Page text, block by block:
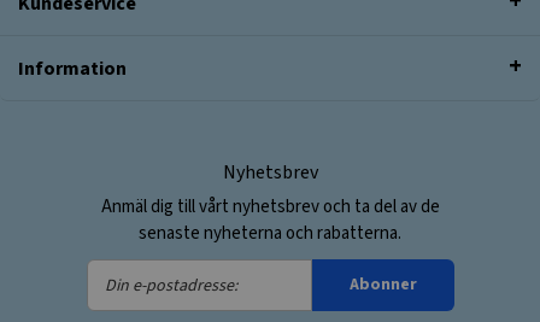
Information
Nyhetsbrev
Anmäl dig till vårt nyhetsbrev och ta del av de
senaste nyheterna och rabatterna.
Din
e-
Abonner